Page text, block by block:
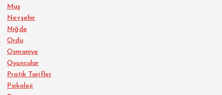
Muş
Nevşehir
Niğde
Ordu
Osmaniye
Oyuncular
Pratik Tarifler
Psikoloji